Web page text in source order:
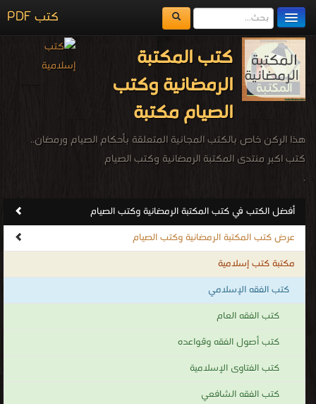
كتب PDF
مكتبة الكتب
المكتبات
يُقرأ حالياً
اضف كتاب
كتب المكتبة
الرمضانية وكتب
الصيام مكتبة
هذا الركن خاص بالكتب المجانية المتعلقة بأحكام الصيام ورمضان..
كتب اكبر منتدى المكتبة الرمضانية وكتب الصيام
.
أفضل الكتب في كتب المكتبة الرمضانية وكتب الصيام
عرض كتب المكتبة الرمضانية وكتب الصيام
مكتبة كتب إسلامية
كتب الفقه الإسلامي
كتب الفقه العام
كتب أصول الفقه وقواعده
كتب الفتاوى الإسلامية
كتب الفقه الشافعي